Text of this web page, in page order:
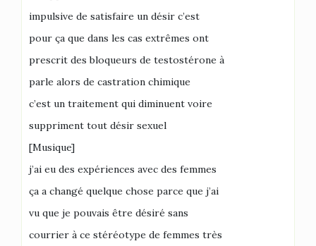
impulsive de satisfaire un désir c’est
pour ça que dans les cas extrêmes ont
prescrit des bloqueurs de testostérone à
parle alors de castration chimique
c’est un traitement qui diminuent voire
suppriment tout désir sexuel
[Musique]
j’ai eu des expériences avec des femmes
ça a changé quelque chose parce que j’ai
vu que je pouvais être désiré sans
courrier à ce stéréotype de femmes très